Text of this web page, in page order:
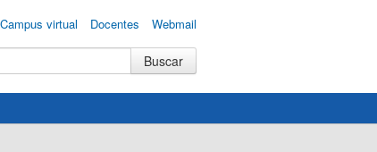
Campus virtual Docentes Webmail